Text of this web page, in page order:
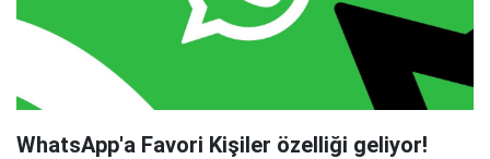
WhatsApp'a Favori Kişiler özelliği geliyor!